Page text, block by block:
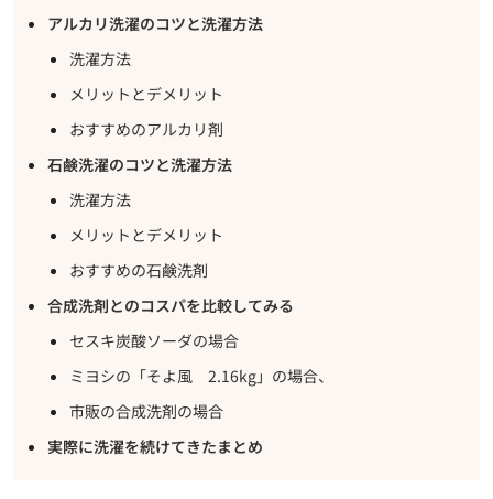
アルカリ洗濯のコツと洗濯方法
洗濯方法
メリットとデメリット
おすすめのアルカリ剤
石鹸洗濯のコツと洗濯方法
洗濯方法
メリットとデメリット
おすすめの石鹸洗剤
合成洗剤とのコスパを比較してみる
セスキ炭酸ソーダの場合
ミヨシの「そよ風 2.16kg」の場合、
市販の合成洗剤の場合
実際に洗濯を続けてきたまとめ